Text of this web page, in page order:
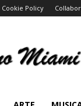
Cookie Policy
Miami